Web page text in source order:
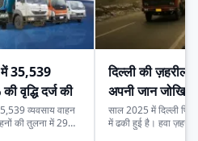
में 35,539
वृद्धि दर्ज की
व्यवसाय वाहन
की तुलना में 29%
दिल्ली की
अपनी जान
कर रहे हैं
साल 2025 में दिल्ली
में ढकी हुई है। हवा